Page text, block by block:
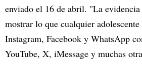
enviado el 16 de abril. "La
mostrar lo que cualquier adolescente
Instagram, Facebook y WhatsApp
YouTube, X, iMessage y muchas